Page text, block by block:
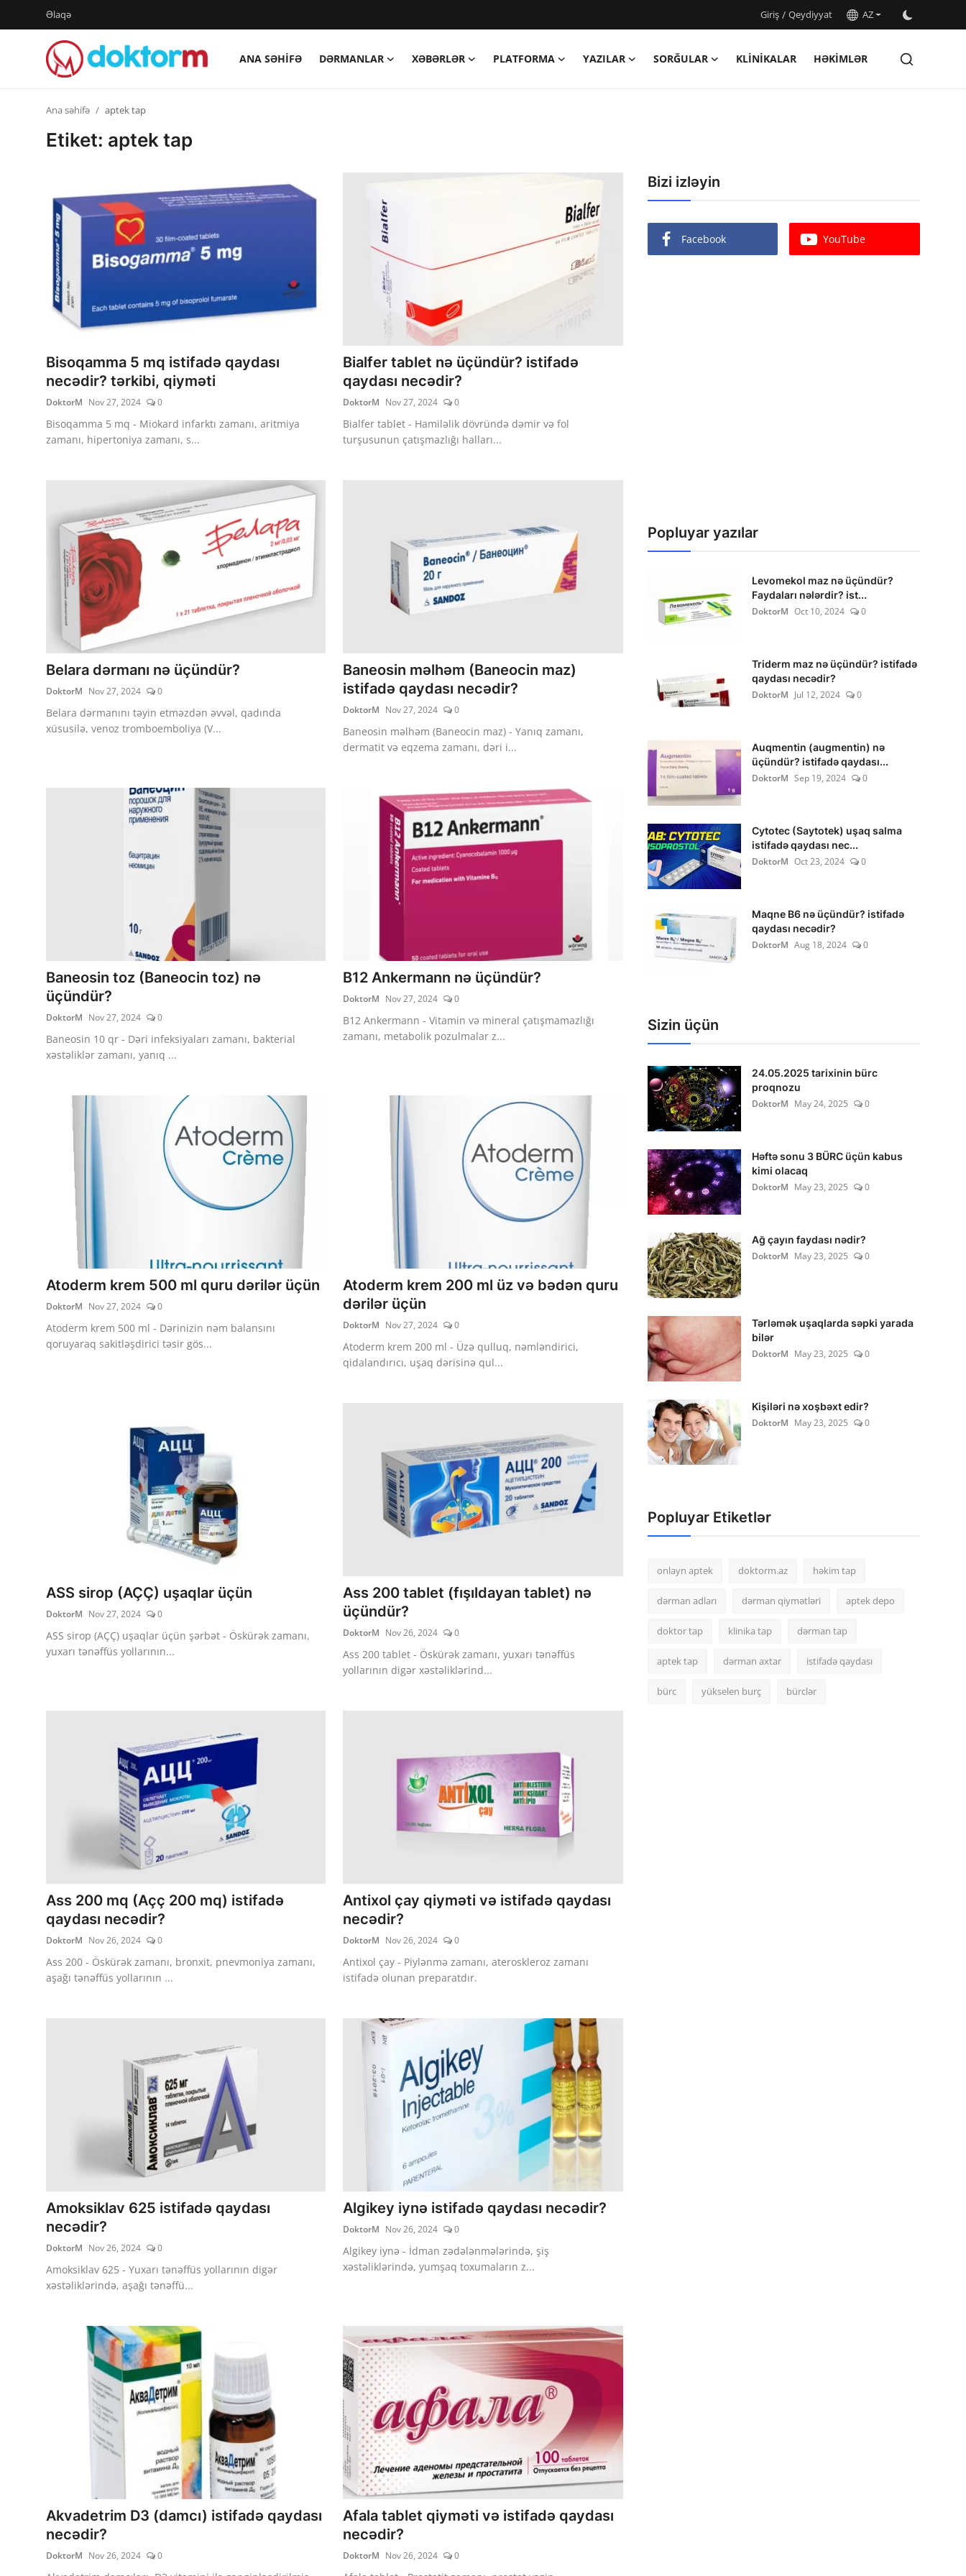
Əlaqə Giriş/ Qeydiyyat AZ
ANA SƏHIFƏ DƏRMANLAR XƏBƏRLƏR PLATFORMA YAZILAR SORĞULAR KLINIKALAR
HƏKIMLƏR
Giriş
Ana səhifə
Xəbərlər
Platforma
Klinikalar
Həkimlər
AZ
Ana səhifə aptek tap
Etiket: aptek tap
Bisoqamma 5 mq istifadə qaydası
necədir? tərkibi, qiyməti
DoktorM Nov 27, 2024 0
Bisoqamma 5 mq - Miokard infarktı zamanı, aritmiya
zamanı, hipertoniya zamanı, s...
Bialfer tablet nə üçündür? istifadə
qaydası necədir?
DoktorM Nov 27, 2024 0
Bialfer tablet - Hamiləlik dövründə dəmir və fol
turşusunun çatışmazlığı halları...
Belara dərmanı nə üçündür?
DoktorM Nov 27, 2024 0
Belara dərmanını təyin etməzdən əvvəl, qadında
xüsusilə, venoz tromboemboliya (V...
Baneosin məlhəm (Baneocin maz)
istifadə qaydası necədir?
DoktorM Nov 27, 2024 0
Baneosin məlhəm (Baneocin maz) - Yanıq zamanı,
dermatit və eqzema zamanı, dəri i...
Baneosin toz (Baneocin toz) nə
üçündür?
DoktorM Nov 27, 2024 0
Baneosin 10 qr - Dəri infeksiyaları zamanı, bakterial
xəstəliklər zamanı, yanıq ...
B12 Ankermann nə üçündür?
DoktorM Nov 27, 2024 0
B12 Ankermann - Vitamin və mineral çatışmamazlığı
zamanı, metabolik pozulmalar z...
Atoderm krem 500 ml quru dərilər üçün
DoktorM Nov 27, 2024 0
Atoderm krem 500 ml - Dərinizin nəm balansını
qoruyaraq sakitləşdirici təsir gös...
Atoderm krem 200 ml üz və bədən quru
dərilər üçün
DoktorM Nov 27, 2024 0
Atoderm krem 200 ml - Üzə qulluq, nəmləndirici,
qidalandırıcı, uşaq dərisinə qul...
ASS sirop (AÇÇ) uşaqlar üçün
DoktorM Nov 27, 2024 0
ASS sirop (AÇÇ) uşaqlar üçün şərbət - Öskürək zamanı,
yuxarı tənəffüs yollarının...
Ass 200 tablet (fışıldayan tablet) nə
üçündür?
DoktorM Nov 26, 2024 0
Ass 200 tablet - Öskürək zamanı, yuxarı tənəffüs
yollarının digər xəstəliklərind...
Ass 200 mq (Açç 200 mq) istifadə
qaydası necədir?
DoktorM Nov 26, 2024 0
Ass 200 - Öskürək zamanı, bronxit, pnevmoniya zamanı,
aşağı tənəffüs yollarının ...
Antixol çay qiyməti və istifadə qaydası
necədir?
DoktorM Nov 26, 2024 0
Antixol çay - Piylənmə zamanı, ateroskleroz zamanı
istifadə olunan preparatdır.
Amoksiklav 625 istifadə qaydası
necədir?
DoktorM Nov 26, 2024 0
Amoksiklav 625 - Yuxarı tənəffüs yollarının digər
xəstəliklərində, aşağı tənəffü...
Algikey iynə istifadə qaydası necədir?
DoktorM Nov 26, 2024 0
Algikey iynə - İdman zədələnmələrində, şiş
xəstəliklərində, yumşaq toxumaların z...
Akvadetrim D3 (damcı) istifadə qaydası
necədir?
DoktorM Nov 26, 2024 0
Afala tablet qiyməti və istifadə qaydası
necədir?
DoktorM Nov 26, 2024 0
Bizi izləyin
Facebook YouTube
Popluyar yazılar
Levomekol maz nə üçündür?
Faydaları nələrdir? ist...
DoktorM Oct 10, 2024 0
Triderm maz nə üçündür? istifadə
qaydası necədir?
DoktorM Jul 12, 2024 0
Auqmentin (augmentin) nə
üçündür? istifadə qaydası...
DoktorM Sep 19, 2024 0
Cytotec (Saytotek) uşaq salma
istifadə qaydası nec...
DoktorM Oct 23, 2024 0
Maqne B6 nə üçündür? istifadə
qaydası necədir?
DoktorM Aug 18, 2024 0
Sizin üçün
24.05.2025 tarixinin bürc
proqnozu
DoktorM May 24, 2025 0
Həftə sonu 3 BÜRC üçün kabus
kimi olacaq
DoktorM May 23, 2025 0
Ağ çayın faydası nədir?
DoktorM May 23, 2025 0
Tərləmək uşaqlarda səpki yarada
bilər
DoktorM May 23, 2025 0
Kişiləri nə xoşbəxt edir?
DoktorM May 23, 2025 0
Popluyar Etiketlər
onlayn aptek doktorm.az həkim tap
dərman adları dərman qiymətləri aptek depo
doktor tap klinika tap dərman tap
aptek tap dərman axtar istifadə qaydası
bürc yükselen burç bürclər